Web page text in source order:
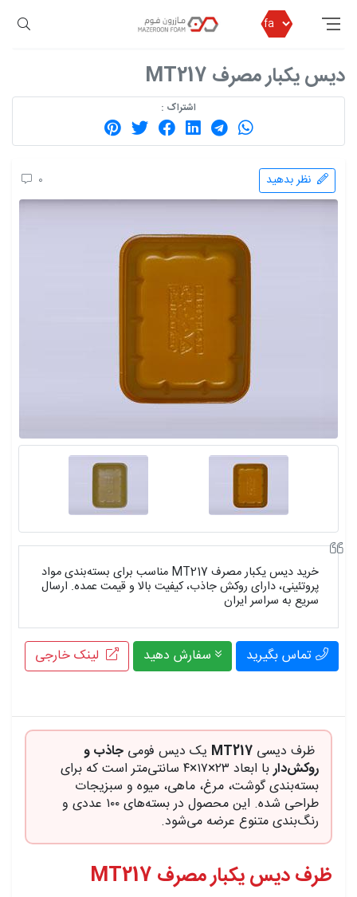
مازرون فوم محصولات
ظروف یکبار مصرف
ظروف بسته بندی بدون درب
دیس یکبار مصرف MT217
دیس یکبار مصرف MT217
اشتراک :
0
خرید دیس یکبار مصرف MT217 مناسب برای بسته‌بندی مواد
پروتئینی، دارای روکش جاذب، کیفیت بالا و قیمت عمده. ارسال
سریع به سراسر ایران
تماس بگیرید سفارش دهید لینک خارجی
ظرف دیسی MT217 یک دیس فومی جاذب و
روکش‌دار
با ابعاد ۲۳×۱۷×۴ سانتی‌متر است که برای
بسته‌بندی گوشت، مرغ، ماهی، میوه و سبزیجات
طراحی شده. این محصول در بسته‌های ۱۰۰ عددی و
رنگ‌بندی متنوع عرضه می‌شود.
ظرف دیس یکبار مصرف MT217